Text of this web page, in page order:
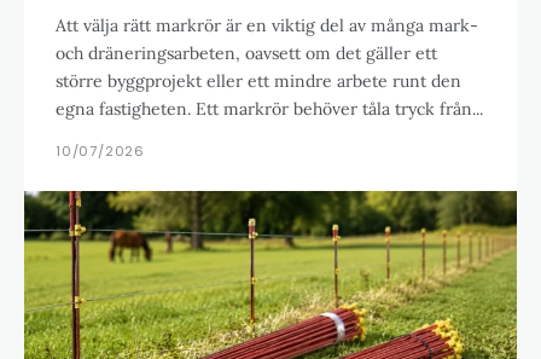
Att välja rätt markrör är en viktig del av många mark-
och dräneringsarbeten, oavsett om det gäller ett
större byggprojekt eller ett mindre arbete runt den
egna fastigheten. Ett markrör behöver tåla tryck från...
10/07/2026